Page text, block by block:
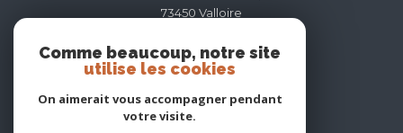
73450
valloire
Comme beaucoup, notre site
utilise les cookies
On aimerait vous accompagner pendant
votre visite.